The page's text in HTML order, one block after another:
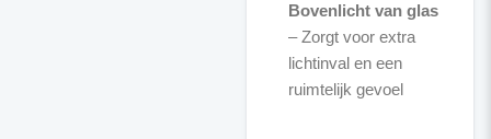
Bovenlicht van glas
– Zorgt voor extra
lichtinval en een
ruimtelijk gevoel